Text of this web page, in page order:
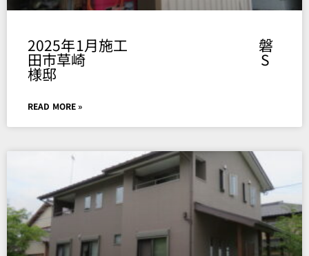
2025年1月施工 磐
田市草崎 S
様邸
READ MORE »